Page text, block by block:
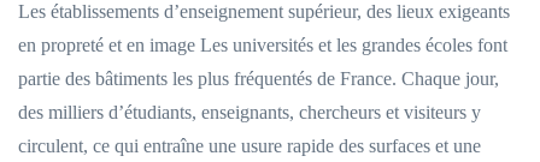
Les établissements d’enseignement supérieur, des lieux exigeants
en propreté et en image Les universités et les grandes écoles font
partie des bâtiments les plus fréquentés de France. Chaque jour,
des milliers d’étudiants, enseignants, chercheurs et visiteurs y
circulent, ce qui entraîne une usure rapide des surfaces et une